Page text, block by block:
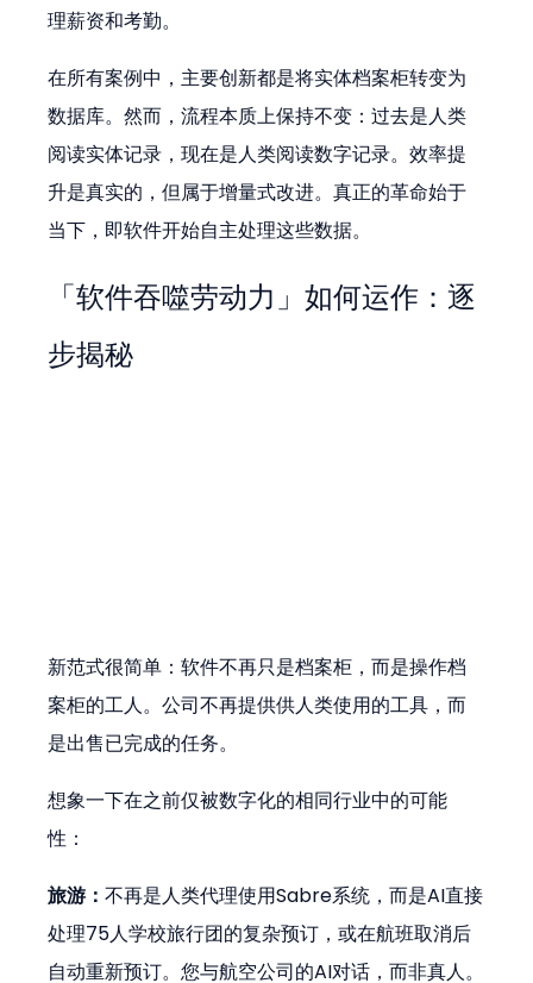
理薪资和考勤。
在所有案例中，主要创新都是将实体档案柜转变为
数据库。然而，流程本质上保持不变：过去是人类
阅读实体记录，现在是人类阅读数字记录。效率提
升是真实的，但属于增量式改进。真正的革命始于
当下，即软件开始自主处理这些数据。
「软件吞噬劳动力」如何运作：逐
步揭秘
新范式很简单：软件不再只是档案柜，而是操作档
案柜的工人。公司不再提供供人类使用的工具，而
是出售已完成的任务。
想象一下在之前仅被数字化的相同行业中的可能
性：
旅游：不再是人类代理使用Sabre系统，而是AI直接
处理75人学校旅行团的复杂预订，或在航班取消后
自动重新预订。您与航空公司的AI对话，而非真人。